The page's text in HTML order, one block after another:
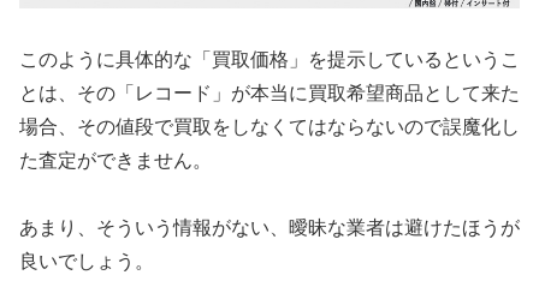
このように具体的な「買取価格」を提示しているというこ
とは、その「レコード」が本当に買取希望商品として来た
場合、その値段で買取をしなくてはならないので誤魔化し
た査定ができません。
あまり、そういう情報がない、曖昧な業者は避けたほうが
良いでしょう。